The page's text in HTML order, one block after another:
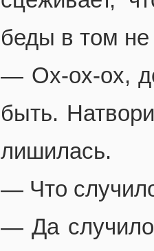
беды в том не
— Ох-ох-ох,
быть.
лишилась.
— Что
— Да